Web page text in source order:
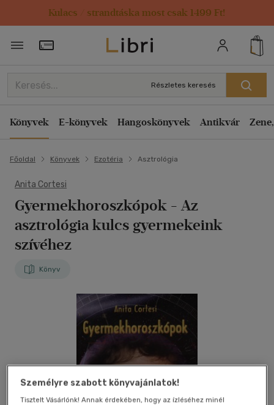
Kulacs / strandtáska most csak 1499 Ft!
Törzsvásárlói Kártya adatai
Részletes keresés
Könyvek E-könyvek Hangoskönyvek Antikvár
Főoldal Könyvek Ezotéria Asztrológia
Anita Cortesi
Gyermekhoroszkópok - Az
asztrológia kulcs gyermekeink
szívéhez
Könyv
Személyre szabott könyvajánlatok!
Tisztelt Vásárlónk! Annak érdekében, hogy az ízléséhez minél